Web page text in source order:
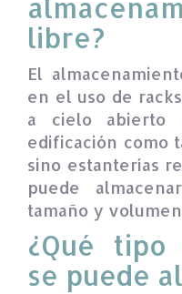
libre?
El
en el uso de
a cielo abierto
edificación como
sino estanterías
puede
tamaño y
¿Qué tipo
se puede